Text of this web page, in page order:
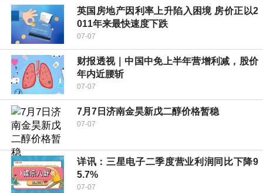
英国房地产因利率上升陷入困境 房价正以2
011年来最快速度下跌
07-07
财报透视｜中国中免上半年营增利减，股价
年内近腰斩
07-07
7月7日济南金昊新戊二醇价格暂稳
07-07
详讯：三星电子二季度营业利润同比下降9
5.7%
07-07